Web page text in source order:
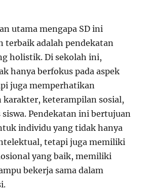
utama mengapa SD ini
terbaik adalah pendekatan
holistik. Di sekolah ini,
hanya berfokus pada aspek
juga memperhatikan
karakter, keterampilan sosial,
Pendekatan ini bertujuan
individu yang tidak hanya
tetapi juga memiliki
yang baik, memiliki
bekerja sama dalam